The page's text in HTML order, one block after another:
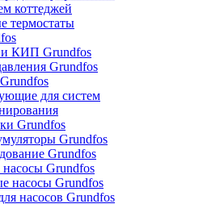
коттеджей
термостаты
и КИП Grundfos
Grundfos
для систем
Grundfos
Grundfos
Grundfos
Grundfos
насосы Grundfos
насосов Grundfos